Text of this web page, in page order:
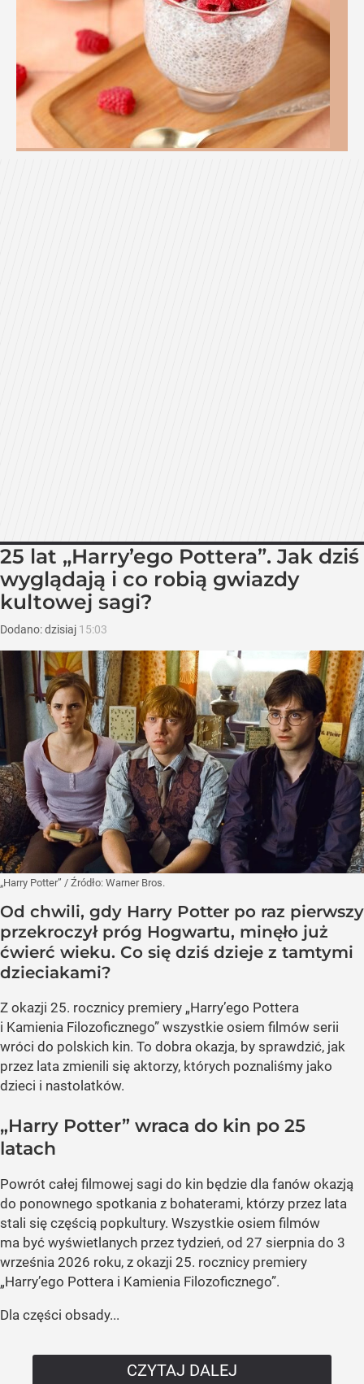
25 lat „Harry’ego Pottera”. Jak dziś
wyglądają i co robią gwiazdy
kultowej sagi?
Dodano:dzisiaj 15:03
„Harry Potter” / Źródło: Warner Bros.
Od chwili, gdy Harry Potter po raz pierwszy
przekroczył próg Hogwartu, minęło już
ćwierć wieku. Co się dziś dzieje z tamtymi
dzieciakami?
Z okazji 25. rocznicy premiery „Harry’ego Pottera
i Kamienia Filozoficznego” wszystkie osiem filmów serii
wróci do polskich kin. To dobra okazja, by sprawdzić, jak
przez lata zmienili się aktorzy, których poznaliśmy jako
dzieci i nastolatków.
„Harry Potter” wraca do kin po 25
latach
Powrót całej filmowej sagi do kin będzie dla fanów okazją
do ponownego spotkania z bohaterami, którzy przez lata
stali się częścią popkultury. Wszystkie osiem filmów
ma być wyświetlanych przez tydzień, od 27 sierpnia do 3
września 2026 roku, z okazji 25. rocznicy premiery
„Harry’ego Pottera i Kamienia Filozoficznego”.
Dla części obsady...
CZYTAJ DALEJ